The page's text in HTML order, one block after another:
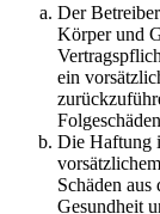
Der
Körper und
ein
Die Haftung
Schäden
Gesundheit